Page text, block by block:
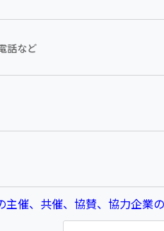
話など
主催、共催、協賛、協力企業